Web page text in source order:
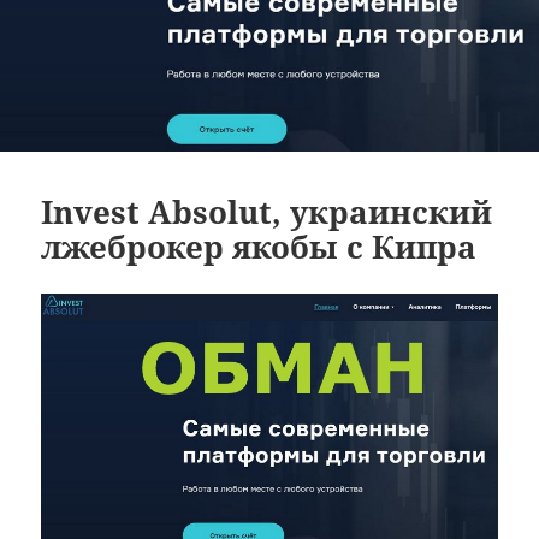
Invest Absolut, украинский
лжеброкер якобы с Кипра